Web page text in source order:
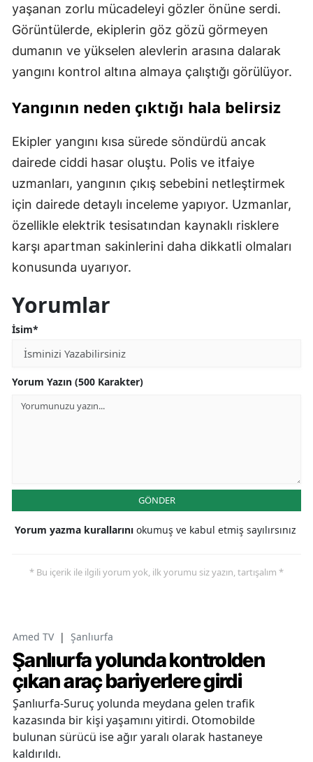
yaşanan zorlu mücadeleyi gözler önüne serdi.
Görüntülerde, ekiplerin göz gözü görmeyen
dumanın ve yükselen alevlerin arasına dalarak
yangını kontrol altına almaya çalıştığı görülüyor.
Yangının neden çıktığı hala belirsiz
Ekipler yangını kısa sürede söndürdü ancak
dairede ciddi hasar oluştu. Polis ve itfaiye
uzmanları, yangının çıkış sebebini netleştirmek
için dairede detaylı inceleme yapıyor. Uzmanlar,
özellikle elektrik tesisatından kaynaklı risklere
karşı apartman sakinlerini daha dikkatli olmaları
konusunda uyarıyor.
Yorumlar
İsim*
Yorum Yazın (500 Karakter)
GÖNDER
Yorum yazma kurallarını okumuş ve kabul etmiş sayılırsınız
* Bu içerik ile ilgili yorum yok, ilk yorumu siz yazın, tartışalım *
Amed TV | Şanlıurfa
Şanlıurfa yolunda kontrolden
çıkan araç bariyerlere girdi
Şanlıurfa-Suruç yolunda meydana gelen trafik
kazasında bir kişi yaşamını yitirdi. Otomobilde
bulunan sürücü ise ağır yaralı olarak hastaneye
kaldırıldı.